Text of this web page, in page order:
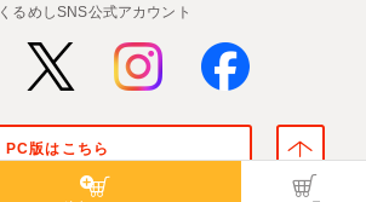
くるめしSNS公式アカウント
PC版はこちら